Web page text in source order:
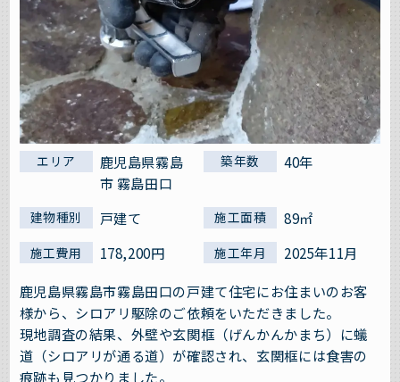
エリア
鹿児島県霧島
市 霧島田口
築年数 40年
建物種別 戸建て 施工面積 89㎡
施工費用 178,200円 施工年月
2025年11月
鹿児島県霧島市霧島田口の戸建て住宅にお住まいのお客
様から、シロアリ駆除のご依頼をいただきました。
現地調査の結果、外壁や玄関框（げんかんかまち）に蟻
道（シロアリが通る道）が確認され、玄関框には食害の
痕跡も見つかりました。